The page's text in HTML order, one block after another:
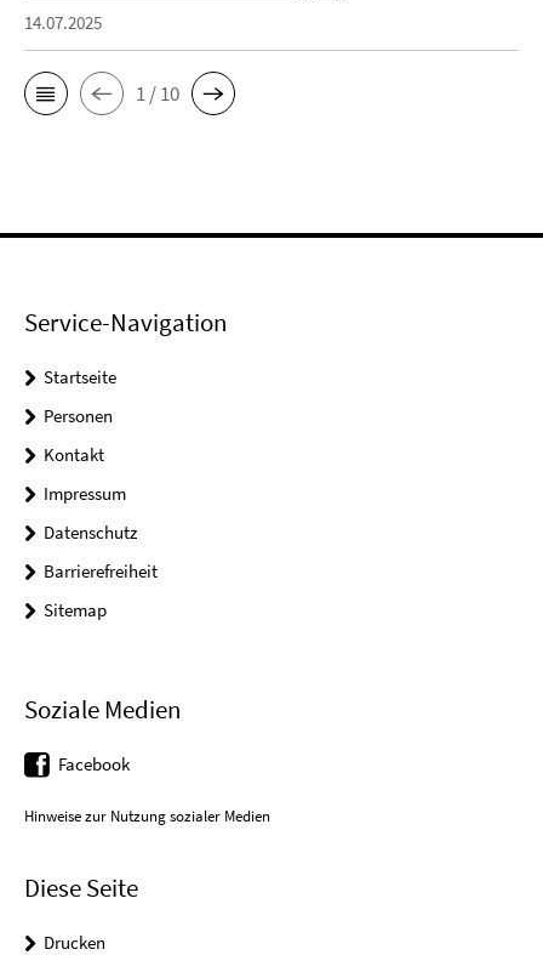
14.07.2025
1 / 10
Service-Navigation
Startseite
Personen
Kontakt
Impressum
Datenschutz
Barrierefreiheit
Sitemap
Soziale Medien
Facebook
Hinweise zur Nutzung sozialer Medien
Diese Seite
Drucken